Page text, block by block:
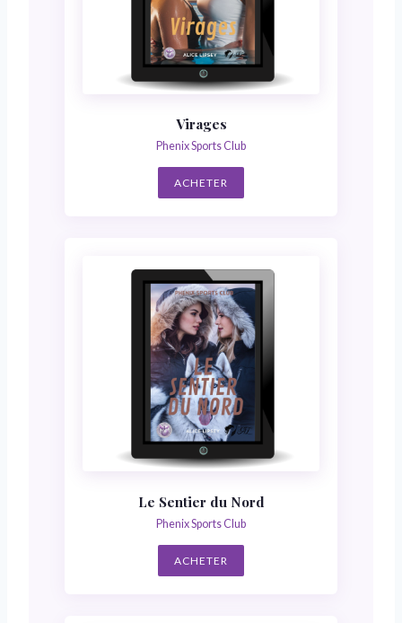
Virages
Phenix Sports Club
ACHETER
Le Sentier du Nord
Phenix Sports Club
ACHETER